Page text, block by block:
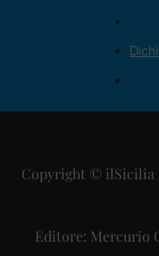
Copyright © ilSicilia
Editore: Mercurio